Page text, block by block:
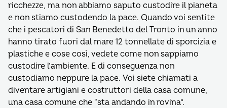
ricchezze, ma non abbiamo saputo custodire il pianeta
e non stiamo custodendo la pace. Quando voi sentite
che i pescatori di San Benedetto del Tronto in un anno
hanno tirato fuori dal mare 12 tonnellate di sporcizia e
plastiche e cose così, vedete come non sappiamo
custodire l’ambiente. E di conseguenza non
custodiamo neppure la pace. Voi siete chiamati a
diventare artigiani e costruttori della casa comune,
una casa comune che “sta andando in rovina”.